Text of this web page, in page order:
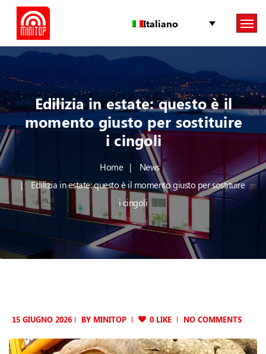
Italiano
Edilizia in estate: questo è il
momento giusto per sostituire
i cingoli
Home
News
Edilizia in estate: questo è il momento giusto per sostituire
i cingoli
15 GIUGNO 2026 BY MINITOP 0 LIKE NO COMMENTS